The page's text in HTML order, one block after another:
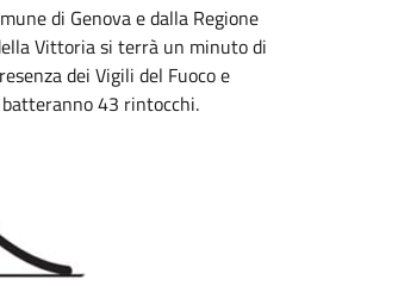
di Genova e dalla Regione
Vittoria si terrà un minuto di
dei Vigili del Fuoco e
batteranno 43 rintocchi.